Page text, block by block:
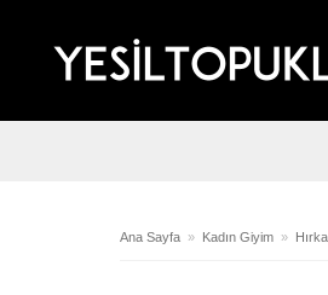
Ana Sayfa » Kadın Giyim » Hırka